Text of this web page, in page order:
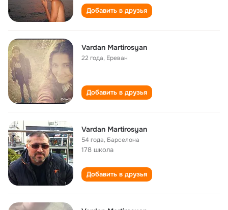
Добавить в друзья
Vardan Martirosyan
22 года, Ереван
Добавить в друзья
Vardan Martirosyan
54 года, Барселона
178 школа
Добавить в друзья